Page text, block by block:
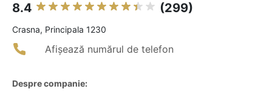
8.4 (299)
Crasna, Principala 1230
Afișează numărul de telefon
Despre companie: